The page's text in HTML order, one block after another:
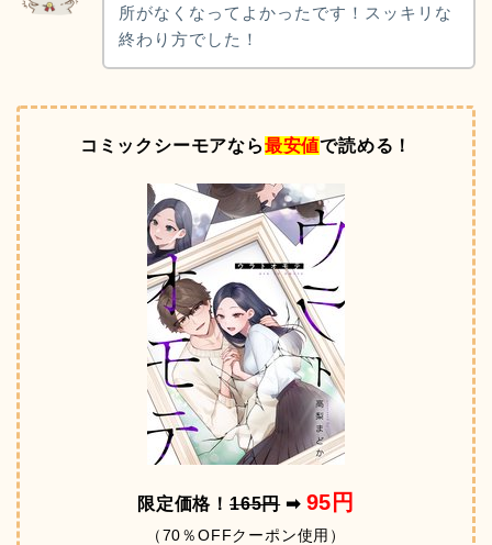
所がなくなってよかったです！スッキリな
終わり方でした！
コミックシーモアなら最安値で読める！
限定価格！ 165円➡ 95円
（70％OFFクーポン使用）